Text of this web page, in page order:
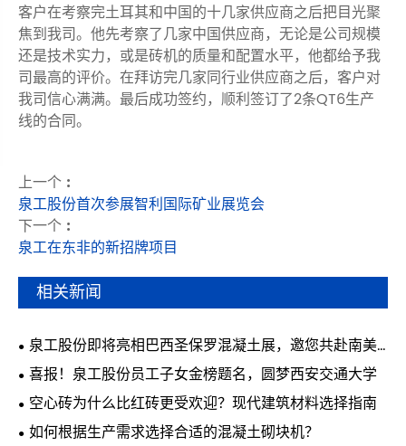
客户在考察完土耳其和中国的十几家供应商之后把目光聚
焦到我司。他先考察了几家中国供应商，无论是公司规模
还是技术实力，或是砖机的质量和配置水平，他都给予我
司最高的评价。在拜访完几家同行业供应商之后，客户对
我司信心满满。最后成功签约，顺利签订了2条QT6生产
线的合同。
上一个 :
泉工股份首次参展智利国际矿业展览会
下一个 :
泉工在东非的新招牌项目
相关新闻
泉工股份即将亮相巴西圣保罗混凝土展，邀您共赴南美
行业盛会
喜报！泉工股份员工子女金榜题名，圆梦西安交通大学
空心砖为什么比红砖更受欢迎？现代建筑材料选择指南
如何根据生产需求选择合适的混凝土砌块机？